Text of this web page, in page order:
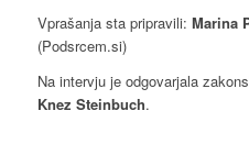
Vprašanja sta pripravili: Marina
(Podsrcem.si)
Na intervju je odgovarjala
Knez Steinbuch.